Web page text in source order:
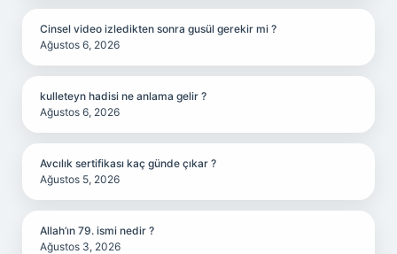
Cinsel video izledikten sonra gusül gerekir mi ?
Ağustos 6, 2026
kulleteyn hadisi ne anlama gelir ?
Ağustos 6, 2026
Avcılık sertifikası kaç günde çıkar ?
Ağustos 5, 2026
Allah’ın 79. ismi nedir ?
Ağustos 3, 2026